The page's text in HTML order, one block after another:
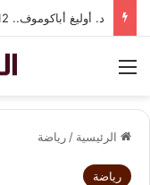
الرئيسية /رياضة
رياضة